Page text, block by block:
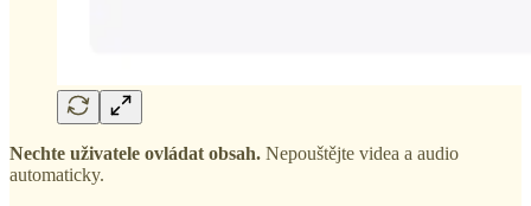
Nechte uživatele ovládat obsah. Nepouštějte videa a audio
automaticky.